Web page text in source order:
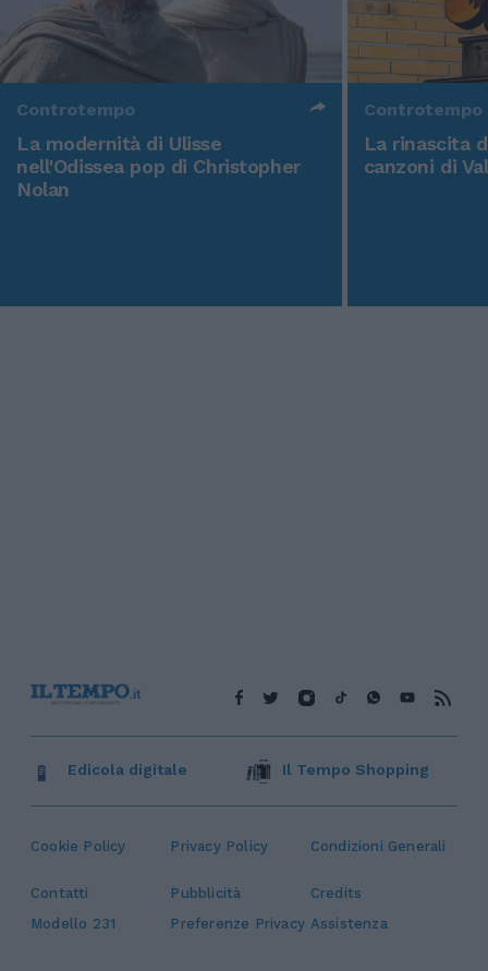
Controtempo
La modernità di Ulisse
nell'Odissea pop di Christopher
Nolan
Controtempo
La rinascita
canzoni di
Cookie Policy Privacy Policy Condizioni Generali
Contatti Pubblicità
Credits
Modello 231
Preferenze Privacy Assistenza
Edicola digitale Il Tempo Shopping